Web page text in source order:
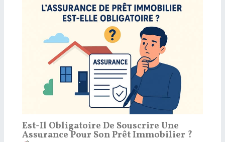
Est-Il Obligatoire De Souscrire Une
Assurance Pour Son Prêt Immobilier ?